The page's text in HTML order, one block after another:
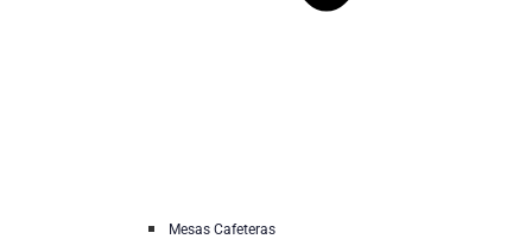
Mesas Cafeteras